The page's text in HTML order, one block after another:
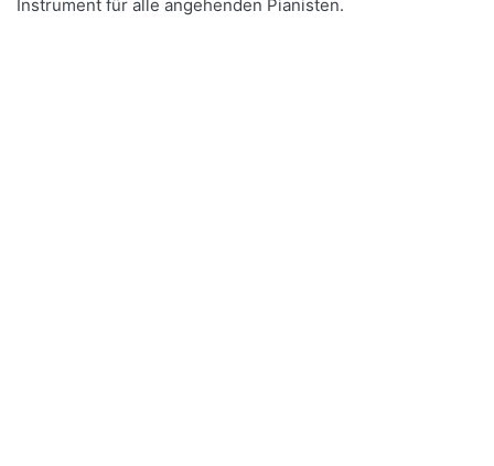
Instrument für alle angehenden Pianisten.